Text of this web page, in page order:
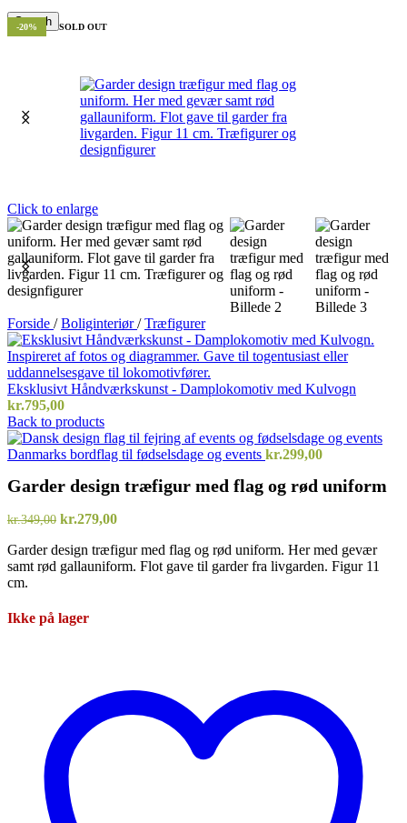
Search
-20% SOLD OUT
Click to enlarge
Forside / Boliginteriør/ Træfigurer
Eksklusivt Håndværkskunst - Damplokomotiv med Kulvogn
kr.795,00
Back to products
Danmarks bordflag til fødselsdage og events kr.299,00
Garder design træfigur med flag og rød uniform
kr.349,00 Den
pris
var:
kr.279,00Den
pris
er:
Garder design træfigur med flag og rød uniform. Her med gevær
samt rød gallauniform. Flot gave til garder fra livgarden. Figur 11
cm.
Ikke på lager